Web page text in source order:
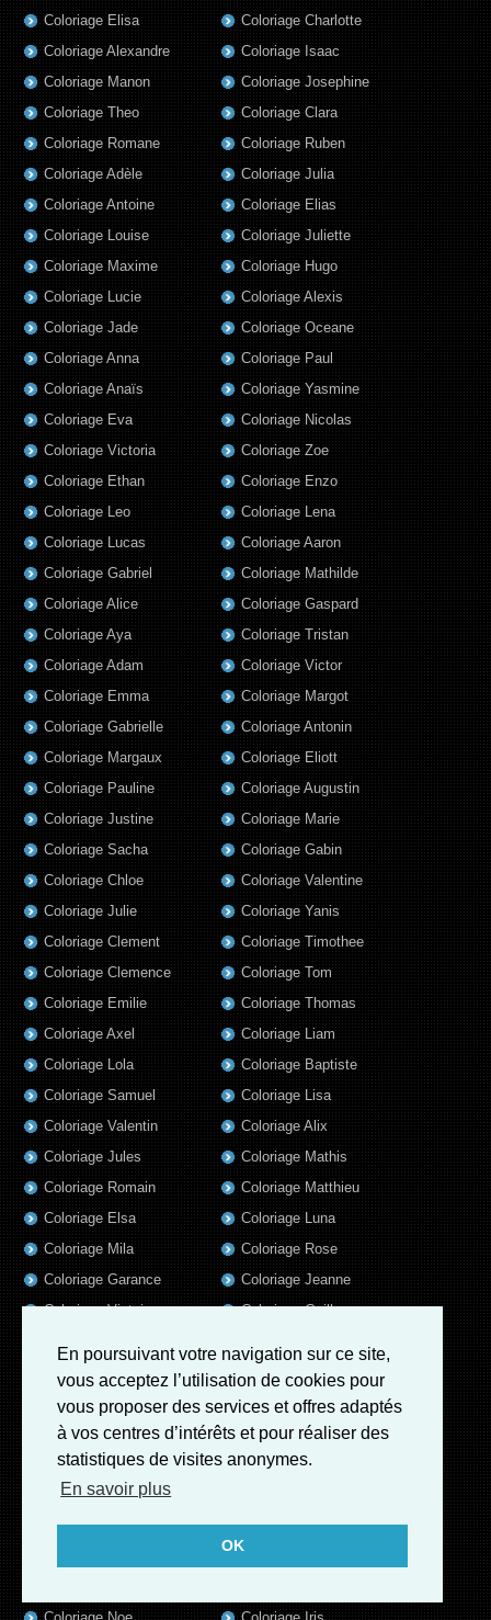
En poursuivant votre navigation sur ce site,
vous acceptez l’utilisation de cookies pour
vous proposer des services et offres adaptés
à vos centres d’intérêts et pour réaliser des
statistiques de visites anonymes.
En savoir plus
OK
Coloriage Elisa
Coloriage Alexandre
Coloriage Manon
Coloriage Theo
Coloriage Romane
Coloriage Adèle
Coloriage Antoine
Coloriage Louise
Coloriage Maxime
Coloriage Lucie
Coloriage Jade
Coloriage Anna
Coloriage Anaïs
Coloriage Eva
Coloriage Victoria
Coloriage Ethan
Coloriage Leo
Coloriage Lucas
Coloriage Gabriel
Coloriage Alice
Coloriage Aya
Coloriage Adam
Coloriage Emma
Coloriage Gabrielle
Coloriage Charlotte
Coloriage Isaac
Coloriage Josephine
Coloriage Clara
Coloriage Ruben
Coloriage Julia
Coloriage Elias
Coloriage Juliette
Coloriage Hugo
Coloriage Alexis
Coloriage Oceane
Coloriage Paul
Coloriage Yasmine
Coloriage Nicolas
Coloriage Zoe
Coloriage Enzo
Coloriage Lena
Coloriage Aaron
Coloriage Mathilde
Coloriage Gaspard
Coloriage Tristan
Coloriage Victor
Coloriage Margot
Coloriage Antonin
Coloriage Margaux
Coloriage Pauline
Coloriage Justine
Coloriage Sacha
Coloriage Chloe
Coloriage Julie
Coloriage Clement
Coloriage Clemence
Coloriage Emilie
Coloriage Axel
Coloriage Lola
Coloriage Samuel
Coloriage Valentin
Coloriage Jules
Coloriage Romain
Coloriage Elsa
Coloriage Mila
Coloriage Garance
Coloriage Victoire
Coloriage Marius
Coloriage Louis
Coloriage Ava
Coloriage Simon
Coloriage Julien
Coloriage Lina
Coloriage Eliott
Coloriage Augustin
Coloriage Marie
Coloriage Gabin
Coloriage Valentine
Coloriage Yanis
Coloriage Timothee
Coloriage Tom
Coloriage Thomas
Coloriage Liam
Coloriage Baptiste
Coloriage Lisa
Coloriage Alix
Coloriage Mathis
Coloriage Matthieu
Coloriage Luna
Coloriage Rose
Coloriage Jeanne
Coloriage Guillaume
Coloriage Salome
Coloriage Matteo
Coloriage Ulysse
Coloriage Martin
Coloriage Alicia
Coloriage Felix